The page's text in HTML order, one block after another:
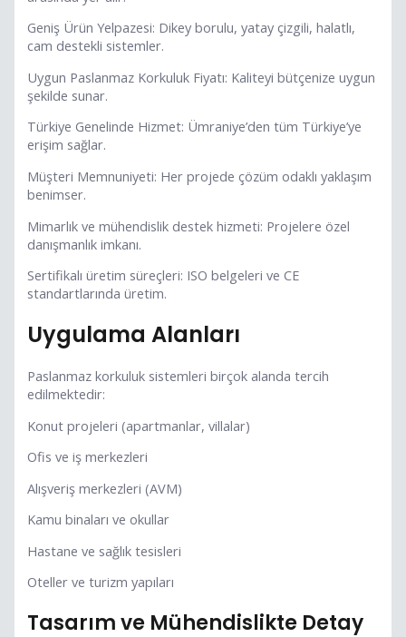
Geniş Ürün Yelpazesi: Dikey borulu, yatay çizgili, halatlı,
cam destekli sistemler.
Uygun Paslanmaz Korkuluk Fiyatı: Kaliteyi bütçenize uygun
şekilde sunar.
Türkiye Genelinde Hizmet: Ümraniye’den tüm Türkiye’ye
erişim sağlar.
Müşteri Memnuniyeti: Her projede çözüm odaklı yaklaşım
benimser.
Mimarlık ve mühendislik destek hizmeti: Projelere özel
danışmanlık imkanı.
Sertifikalı üretim süreçleri: ISO belgeleri ve CE
standartlarında üretim.
Uygulama Alanları
Paslanmaz korkuluk sistemleri birçok alanda tercih
edilmektedir:
Konut projeleri (apartmanlar, villalar)
Ofis ve iş merkezleri
Alışveriş merkezleri (AVM)
Kamu binaları ve okullar
Hastane ve sağlık tesisleri
Oteller ve turizm yapıları
Tasarım ve Mühendislikte Detay